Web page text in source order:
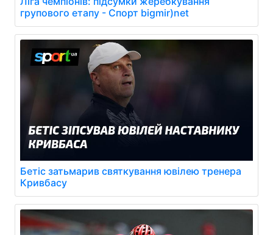
групового етапу - Спорт bigmir)net
Бетіс затьмарив святкування ювілею тренера
Кривбасу